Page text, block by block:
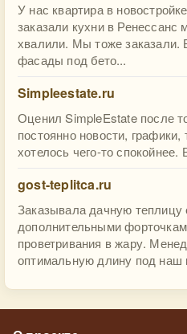
У нас квартира в
заказали кухни в
хвалили. Мы тоже
фасады под бето...
Simpleestate.ru
Оценил SimpleEstate после
постоянно новости,
хотелось чего-то спокойнее.
gost-teplitca.ru
Заказывала дачную
дополнительными
проветривания в жару.
оптимальную длину под наш